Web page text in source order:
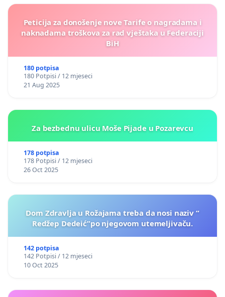
Peticija za donošenje nove Tarife o nagradama i
naknadama troškova za rad vještaka u Federaciji
BiH
180 potpisa
180 Potpisi / 12 mjeseci
21 Aug 2025
Za bezbednu ulicu Moše Pijade u Pozarevcu
178 potpisa
178 Potpisi / 12 mjeseci
26 Oct 2025
Dom Zdravlja u Rožajama treba da nosi naziv “
Redžep Dedeić”po njegovom utemeljivaču.
142 potpisa
142 Potpisi / 12 mjeseci
10 Oct 2025